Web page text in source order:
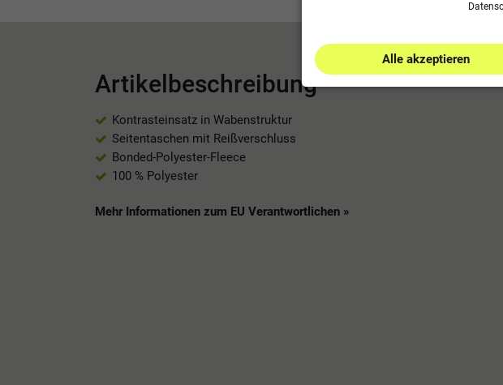
Artikelbeschreibung
Kontrasteinsatz in Wabenstruktur
Seitentaschen mit Reißverschluss
Bonded-Polyester-Fleece
100 % Polyester
Mehr Informationen zum EU Verantwortlichen »
Alle akzeptieren